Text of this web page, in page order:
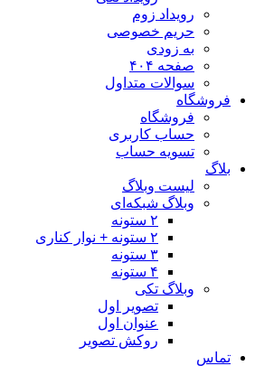
رویداد زوم
حریم خصوصی
به زودی
صفحه ۴۰۴
سوالات متداول
فروشگاه
فروشگاه
حساب کاربری
تسویه حساب
بلاگ
لیست وبلاگ
وبلاگ شبکه‌ای
وبلاگ تکی
تصویر اول
عنوان اول
روکش تصویر
تماس